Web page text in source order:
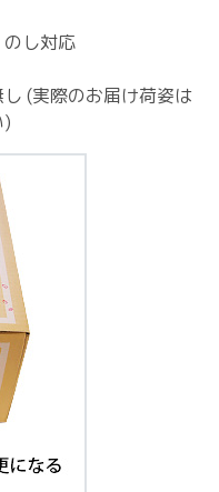
し対応
(実際のお届け荷姿は
)